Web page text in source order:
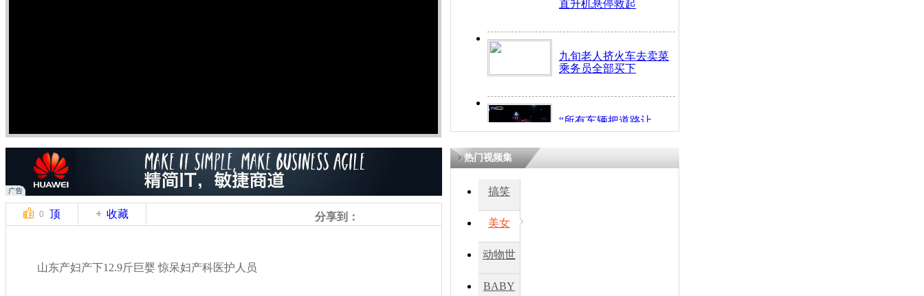
直升机悬停救起
九旬老人挤火车去卖菜
乘务员全部买下
“所有车辆把道路让
开！”儿童突发疾病交
0 顶 收藏 分享到：
山东产妇产下12.9斤巨婴 惊呆妇产科医护人员
热门视频集
搞笑
美女
动物世
BABY